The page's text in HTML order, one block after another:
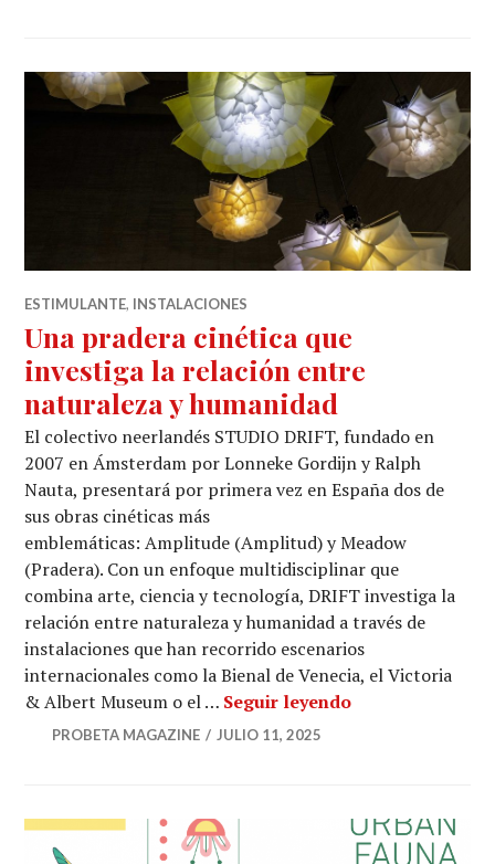
ESTIMULANTE, INSTALACIONES
Una pradera cinética que
investiga la relación entre
naturaleza y humanidad
El colectivo neerlandés STUDIO DRIFT, fundado en
2007 en Ámsterdam por Lonneke Gordijn y Ralph
Nauta, presentará por primera vez en España dos de
sus obras cinéticas más
emblemáticas: Amplitude (Amplitud) y Meadow
(Pradera). Con un enfoque multidisciplinar que
combina arte, ciencia y tecnología, DRIFT investiga la
relación entre naturaleza y humanidad a través de
instalaciones que han recorrido escenarios
internacionales como la Bienal de Venecia, el Victoria
& Albert Museum o el … Seguir leyendoUna pradera
PROBETA MAGAZINE JULIO 11, 2025